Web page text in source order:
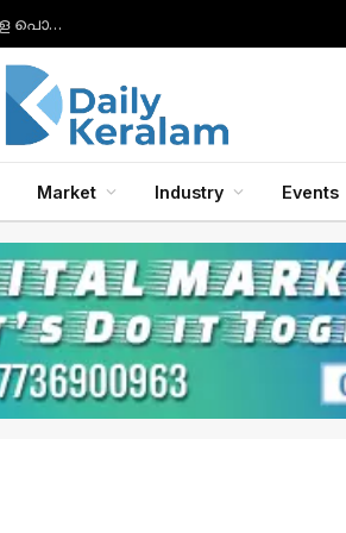
നിരാശയിൽ നിന്ന് വിജയത്തിലേക്ക്: ഇന്ത്യയിലെ ഏറ്റവും മൂല്യമുള്ള പൊതുമേഖലാ സ്ഥാപനമായി എൽഐസി ഉയർന്നു.
Market Industry Events